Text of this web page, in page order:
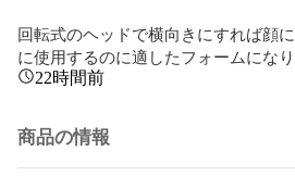
回転式のヘッドで横向きにすれば顔
に使用するのに適したフォームになり
22時間前
商品の情報